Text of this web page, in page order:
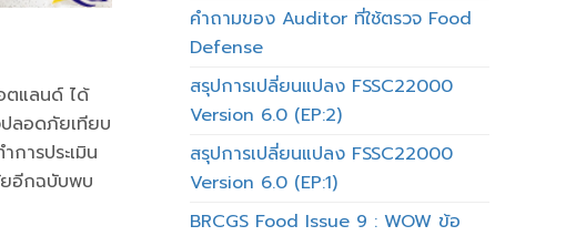
แลนด์ ได้
ลอดภัยเทียบ
ารประเมิน
ยอีกฉบับพบ
คำถามของ Auditor ที่ใช้ตรวจ Food
Defense
สรุปการเปลี่ยนแปลง FSSC22000
Version 6.0 (EP:2)
สรุปการเปลี่ยนแปลง FSSC22000
Version 6.0 (EP:1)
BRCGS Food Issue 9 : WOW ข้อ